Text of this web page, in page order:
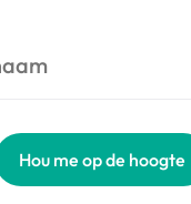
Hou me op de hoogte